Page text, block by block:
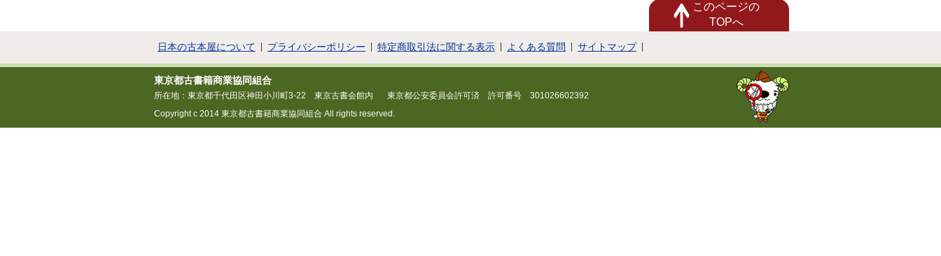
このページの
TOPへ
日本の古本屋について プライバシーポリシー 特定商取引法に関する表示 よくある質問 サイトマップ
東京都古書籍商業協同組合
所在地：東京都千代田区神田小川町3-22 東京古書会館内
東京都公安委員会許可済 許可番号 301026602392
Copyright c 2014 東京都古書籍商業協同組合 All rights reserved.